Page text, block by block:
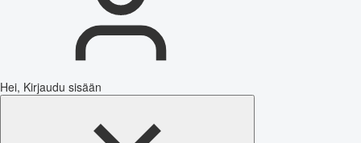
Hei, Kirjaudu sisään